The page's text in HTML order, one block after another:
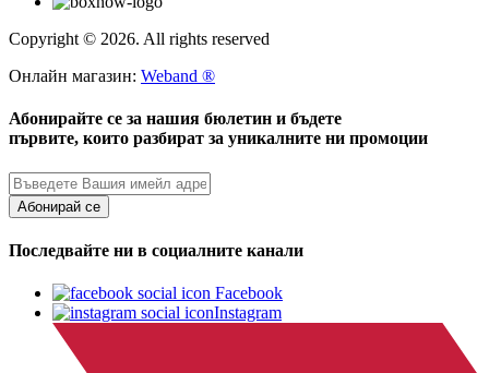
Copyright © 2026. All rights reserved
Онлайн магазин: Weband ®
Абонирайте се за нашия бюлетин и бъдете
първите, които разбират за уникалните ни промоции
Абонирай се
Последвайте ни в социалните канали
Facebook
Instagram